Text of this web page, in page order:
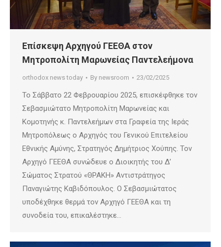
Επίσκεψη Αρχηγού ΓΕΕΘΑ στον
Μητροπολίτη Μαρωνείας Παντελεήμονα
orthodox news today By newsroom 23/02/2025
Το Σάββατο 22 Φεβρουαρίου 2025, επισκέφθηκε τον
Σεβασμιώτατο Μητροπολίτη Μαρωνείας και
Κομοτηνής κ. Παντελεήμων στα Γραφεία της Ιεράς
Μητροπόλεως ο Αρχηγός του Γενικού Επιτελείου
Εθνικής Αμύνης, Στρατηγός Δημήτριος Χούπης. Τον
Αρχηγό ΓΕΕΘΑ συνώδευε ο Διοικητής του Δ’
Σώματος Στρατού «ΘΡΑΚΗ» Αντιστράτηγος
Παναγιώτης Καβιδόπουλος. Ο Σεβασμιώτατος
υποδέχθηκε θερμά τον Αρχηγό ΓΕΕΘΑ και τη
συνοδεία του, επικαλέστηκε…